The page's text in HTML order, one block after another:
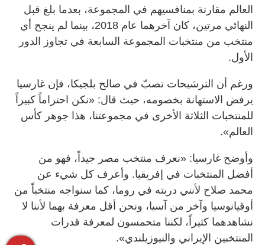
العالم مقارنة بمنافسيهم في المجموعة، بعدما بلغ قبل
النهائي مرتين، كان آخرهما عام 2018، بينما لم ينجح أي
منتخب من منتخبات المجموعة السابعة في تجاوز الدور
الأول.
ورغم أن الترشيحات تصبّ في صالح بلجيكا، فإن غارسيا
يرفض الاستهانة بخصومه، حيث قال: «نكن احتراماً كبيراً
للمنتخبات الثلاثة الأخرى في مجموعتنا، هذا جوهر كأس
العالم».
وأوضح غارسيا: «نعرف منتخب مصر جيداً، فهو من
أفضل المنتخبات في إفريقيا. وأعرف كل شيء عن
محمد صلاح لأنني دربته في روما، كما سنواجه منتخباً من
أوقيانوسيا وآخر من آسيا، ونحن أقل معرفة بهما لأننا لا
نشاهدهما كثيراً، لكننا متحمسون لمعرفة قدرات
المنتخبين الإيراني والنيوزيلندي».